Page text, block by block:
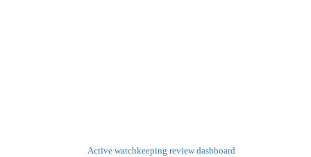
Active watchkeeping review dashboard